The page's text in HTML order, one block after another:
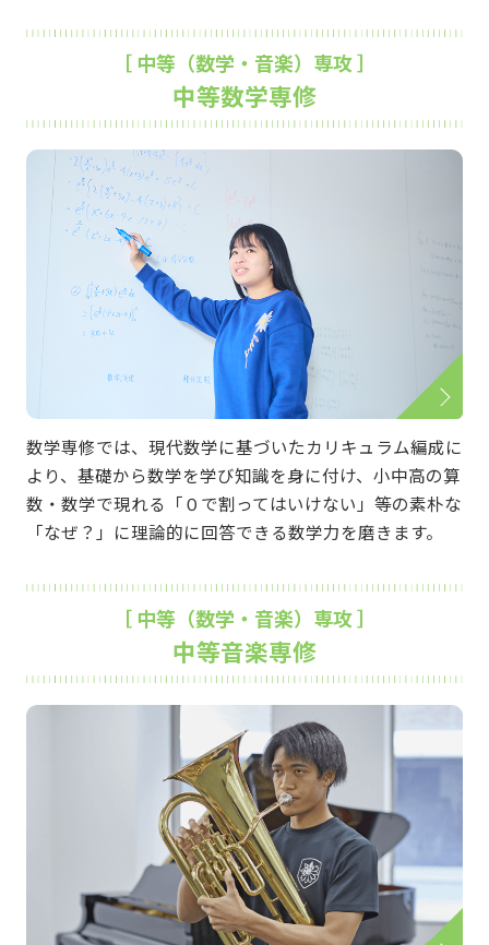
［ 中等（数学・音楽）専攻 ］
中等数学専修
数学専修では、現代数学に基づいたカリキュラム編成に
より、基礎から数学を学び知識を身に付け、小中高の算
数・数学で現れる「０で割ってはいけない」等の素朴な
「なぜ？」に理論的に回答できる数学力を磨きます。
［ 中等（数学・音楽）専攻 ］
中等音楽専修